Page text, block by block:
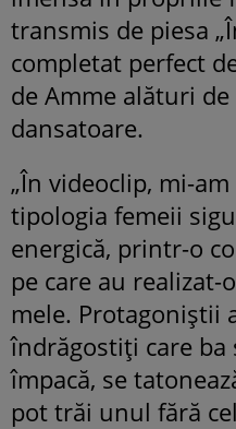
transmis de piesa
completat perfect
de Amme alături
dansatoare.
„În videoclip, mi-
tipologia femeii
energică, printr-o
pe care au
mele. Protagoniștii
îndrăgostiți care ba
împacă, se
pot trăi unul fără